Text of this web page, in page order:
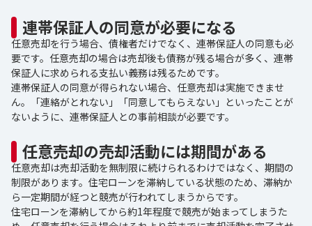
連帯保証人の同意が必要になる
任意売却を行う場合、債権者だけでなく、連帯保証人の同意も必
要です。任意売却の場合は売却後も債務が残る場合が多く、連帯
保証人に求められる支払い義務は残るためです。
連帯保証人の同意が得られない場合、任意売却は実施できませ
ん。「連絡がとれない」「同意してもらえない」といったことが
ないように、連帯保証人との事前相談が必要です。
任意売却の売却活動には期間がある
任意売却は売却活動を無制限に続けられるわけではなく、期間の
制限があります。住宅ローンを滞納している状態のため、滞納か
ら一定期間が経つと競売が行われてしまうからです。
住宅ローンを滞納してから約1年程度で競売が始まってしまうた